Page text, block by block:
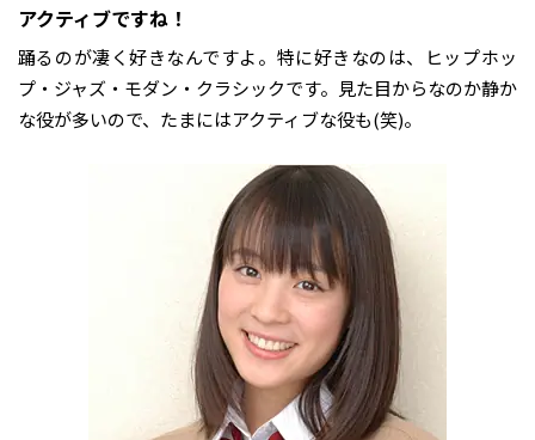
――アクティブですね！
踊るのが凄く好きなんですよ。特に好きなのは、ヒップホッ
プ・ジャズ・モダン・クラシックです。見た目からなのか静か
な役が多いので、たまにはアクティブな役も(笑)。